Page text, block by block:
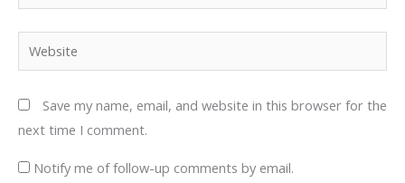
Website
Save my name, email, and website in this browser for the
next time I comment.
Notify me of follow-up comments by email.